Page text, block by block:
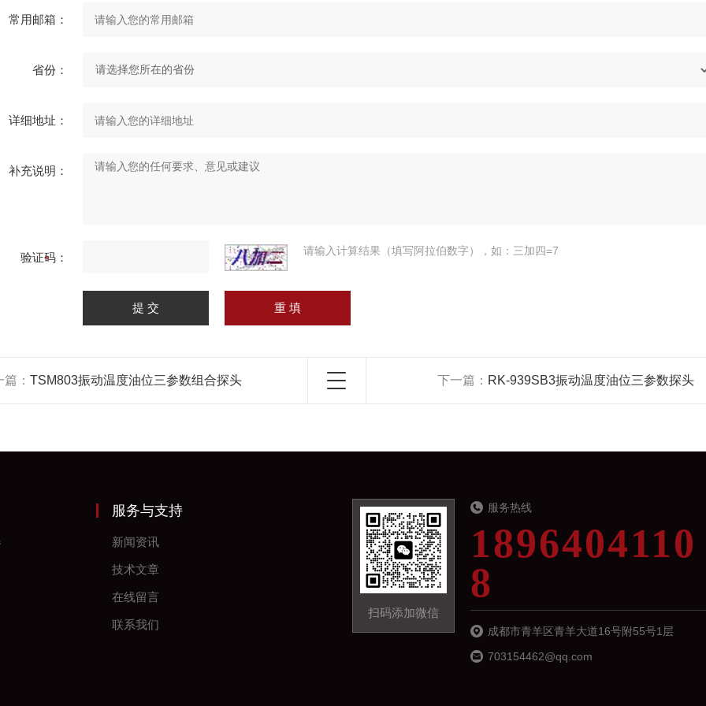
常用邮箱：
省份：
详细地址：
补充说明：
验证码： 请输入计算结果（填写阿拉伯数字），如：三加四=7
： TSM803振动温度油位三参数组合探头 下一篇： RK-939SB3振动温度油位三参数探头
服务与支持
新闻资讯
技术文章
在线留言
联系我们
扫码添加微信
服务热线
1896404110
8
成都市青羊区青羊大道16号附55号1层
703154462@qq.com